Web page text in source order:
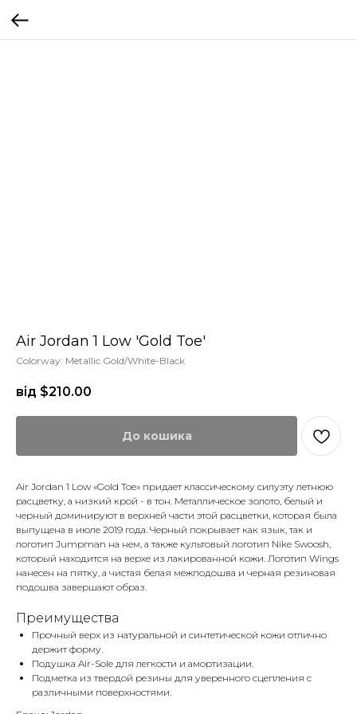
Air Jordan 1 Low 'Gold Toe'
Colorway: Metallic Gold/White-Black
від $210.00
До кошика
Air Jordan 1 Low «Gold Toe» придает классическому силуэту летнюю
расцветку, а низкий крой - в тон. Металлическое золото, белый и
черный доминируют в верхней части этой расцветки, которая была
выпущена в июле 2019 года. Черный покрывает как язык, так и
логотип Jumpman на нем, а также культовый логотип Nike Swoosh,
который находится на верхе из лакированной кожи. Логотип Wings
нанесен на пятку, а чистая белая межподошва и черная резиновая
подошва завершают образ.
Преимущества
Прочный верх из натуральной и синтетической кожи отлично
держит форму.
Подушка Air-Sole для легкости и амортизации.
Подметка из твердой резины для уверенного сцепления с
различными поверхностями.